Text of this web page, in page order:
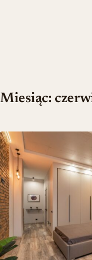
Miesiąc:
Jak urządzić 20-metrowe